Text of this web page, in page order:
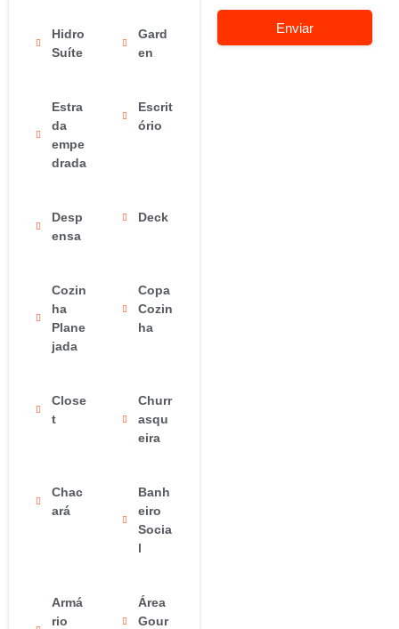
Hidro
Suíte
Gard
en
Estra
da
empe
drada
Escrit
ório
Desp
ensa
Deck
Cozin
ha
Plane
jada
Copa
Cozin
ha
Close
t
Churr
asqu
eira
Chac
ará
Banh
eiro
Socia
l
Armá
rio
Área
Gour
Enviar